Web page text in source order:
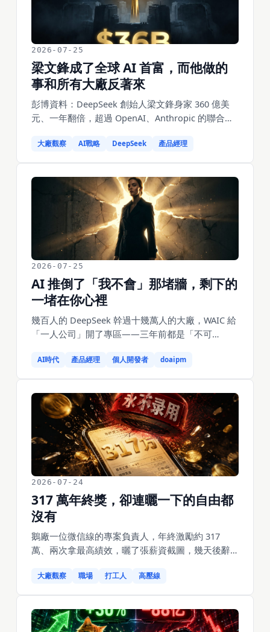
2026-07-25
梁文鋒成了全球 AI 首富，而他做的
事和所有大廠反著來
彭博資料：DeepSeek 創始人梁文鋒身家 360 億美
元、一年翻倍，超過 OpenAI、Anthropic 的聯合創
聊聊他為什麼能靠「窄而深」跑贏堆錢堆人的大
大廠觀察 AI戰略 DeepSeek 產品經理
2026-07-25
AI 推倒了「我不會」那堵牆，剩下的
一堵在你心裡
幾百人的 DeepSeek 幹過十幾萬人的大廠，WAIC 給
「一人公司」開了專區——三年前都是「不可
可還有一堵 AI 推不倒的牆。
AI時代 產品經理 個人開發者 doaipm
2026-07-24
317 萬年終獎，卻連曬一下的自由都
沒有
鵝廠一位微信線的專案負責人，年終激勵約 317
萬、兩次拿最高績效，曬了張薪資截圖，幾天後辭
心的真相：你拼命賺來的錢，連曬一下的自由都不
大廠觀察 職場 打工人 高壓線